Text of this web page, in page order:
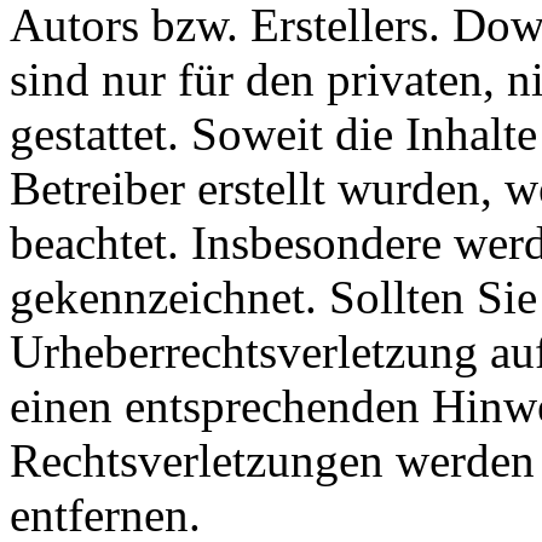
Autors bzw. Erstellers.
sind nur für den privaten,
gestattet. Soweit die
Betreiber erstellt wurden,
beachtet. Insbesondere
gekennzeichnet. Sollten
Urheberrechtsverletzung
einen entsprechenden
Rechtsverletzungen
entfernen.